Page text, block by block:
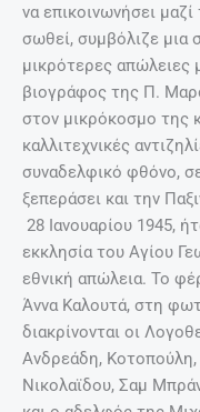
να επικοινωνήσει
σωθεί, συμβόλιζε μια
μικρότερες
βιογράφος της Π.
στον μικρόκοσμο της
καλλιτεχνικές
συναδελφικό φθόνο, σε
ξεπεράσει και την
28 Ιανουαρίου 1945,
εκκλησία του Αγίου
εθνική απώλεια. Το
Άννα Καλουτά, στη
διακρίνονται οι
Ανδρεάδη,
Νικολαϊδου, Σαμ